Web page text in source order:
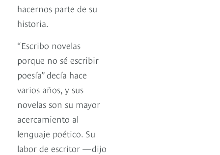
hacernos parte de su
historia.
“Escribo novelas
porque no sé escribir
poesía” decía hace
varios años, y sus
novelas son su mayor
acercamiento al
lenguaje poético. Su
labor de escritor —dijo